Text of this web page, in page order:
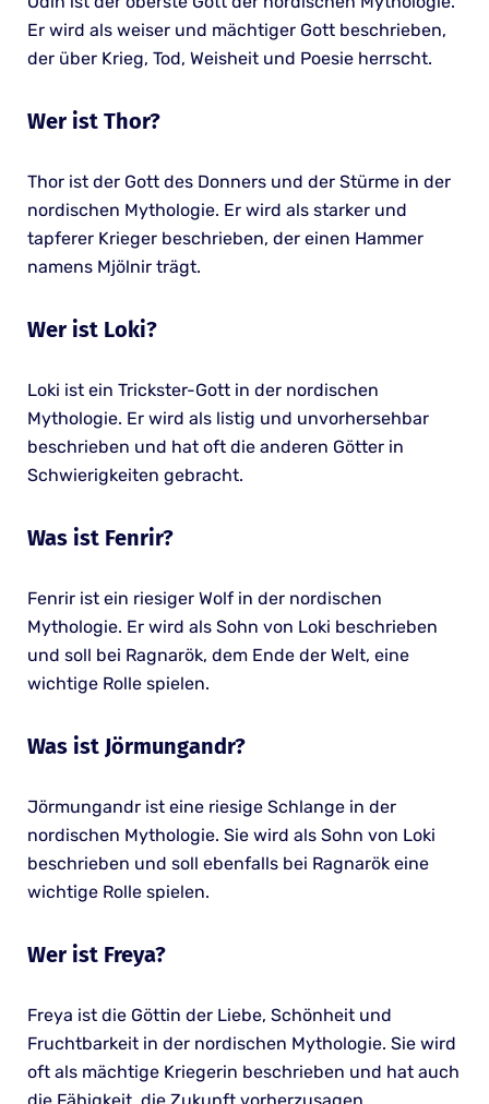
Er wird als weiser und mächtiger Gott beschrieben,
der über Krieg, Tod, Weisheit und Poesie herrscht.
Wer ist Thor?
Thor ist der Gott des Donners und der Stürme in der
nordischen Mythologie. Er wird als starker und
tapferer Krieger beschrieben, der einen Hammer
namens Mjölnir trägt.
Wer ist Loki?
Loki ist ein Trickster-Gott in der nordischen
Mythologie. Er wird als listig und unvorhersehbar
beschrieben und hat oft die anderen Götter in
Schwierigkeiten gebracht.
Was ist Fenrir?
Fenrir ist ein riesiger Wolf in der nordischen
Mythologie. Er wird als Sohn von Loki beschrieben
und soll bei Ragnarök, dem Ende der Welt, eine
wichtige Rolle spielen.
Was ist Jörmungandr?
Jörmungandr ist eine riesige Schlange in der
nordischen Mythologie. Sie wird als Sohn von Loki
beschrieben und soll ebenfalls bei Ragnarök eine
wichtige Rolle spielen.
Wer ist Freya?
Freya ist die Göttin der Liebe, Schönheit und
Fruchtbarkeit in der nordischen Mythologie. Sie wird
oft als mächtige Kriegerin beschrieben und hat auch